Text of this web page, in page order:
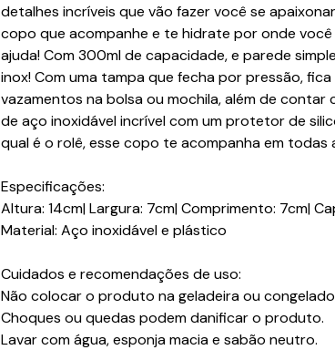
detalhes incríveis que vão fazer você se
copo que acompanhe e te hidrate por onde
ajuda! Com 300ml de capacidade, e parede
inox! Com uma tampa que fecha por pressão,
vazamentos na bolsa ou mochila, além de contar
de aço inoxidável incrível com um protetor de
qual é o rolê, esse copo te acompanha em todas
Especificações:
Altura: 14cm| Largura: 7cm| Comprimento: 7cm|
Material: Aço inoxidável e plástico
Cuidados e recomendações de uso:
Não colocar o produto na geladeira ou
Choques ou quedas podem danificar o produto.
Lavar com água, esponja macia e sabão neutro.